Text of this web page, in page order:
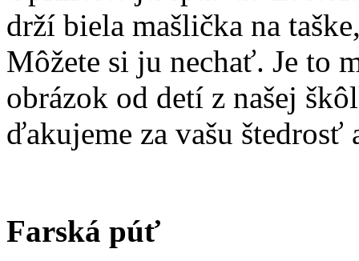
drží biela mašlička na
Môžete si ju nechať. Je to
obrázok od detí z našej
ďakujeme za vašu štedrosť
Farská púť